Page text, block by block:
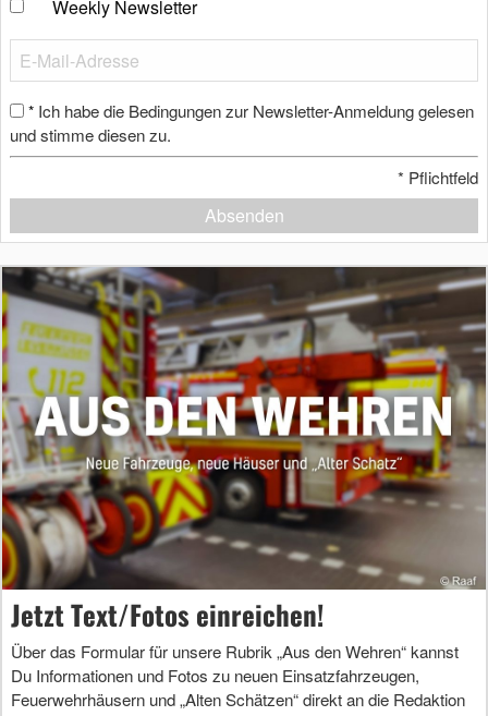
Weekly Newsletter
* Ich habe die Bedingungen zur Newsletter-Anmeldung gelesen
und stimme diesen zu.
* Pflichtfeld
Absenden
Jetzt Text/Fotos einreichen!
Über das Formular für unsere Rubrik „Aus den Wehren“ kannst
Du Informationen und Fotos zu neuen Einsatzfahrzeugen,
Feuerwehrhäusern und „Alten Schätzen“ direkt an die Redaktion